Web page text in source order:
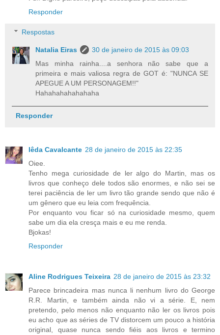
Responder
Respostas
Natalia Eiras
30 de janeiro de 2015 às 09:03
Mas minha rainha....a senhora não sabe que a
primeira e mais valiosa regra de GOT é: "NUNCA SE
APEGUE A UM PERSONAGEM!!"
Hahahahahahahaha
Responder
Iêda Cavalcante 28 de janeiro de 2015 às 22:35
Oiee.
Tenho mega curiosidade de ler algo do Martin, mas os
livros que conheço dele todos são enormes, e não sei se
terei paciência de ler um livro tão grande sendo que não é
um gênero que eu leia com frequência.
Por enquanto vou ficar só na curiosidade mesmo, quem
sabe um dia ela cresça mais e eu me renda.
Bjokas!
Responder
Aline Rodrigues Teixeira 28 de janeiro de 2015 às 23:32
Parece brincadeira mas nunca li nenhum livro do George
R.R. Martin, e também ainda não vi a série. E, nem
pretendo, pelo menos não enquanto não ler os livros pois
eu acho que as séries de TV distorcem um pouco a história
original, quase nunca sendo fiéis aos livros e termino